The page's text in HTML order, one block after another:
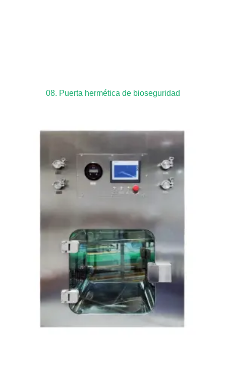
08. Puerta hermética de bioseguridad